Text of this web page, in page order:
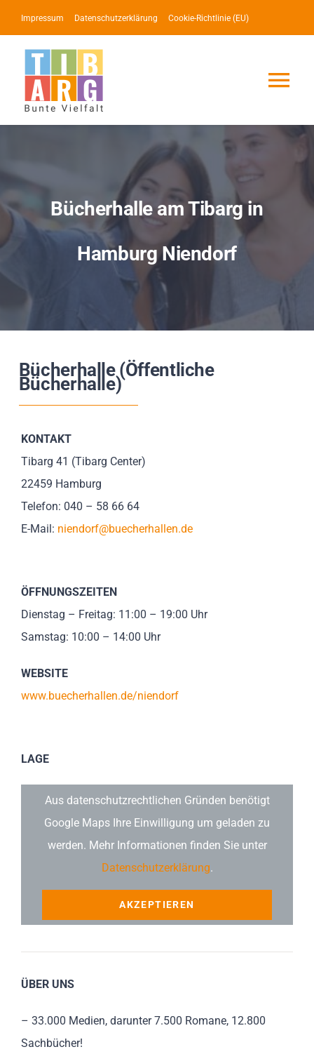
Inhalt
springen
Impressum Datenschutzerklärung Cookie-Richtlinie (EU)
Service
News
Über uns
SUCHE
Bücherhalle am Tibarg in
Hamburg Niendorf
Bücherhalle (Öffentliche
Bücherhalle)
KONTAKT
Tibarg 41 (Tibarg Center)
22459 Hamburg
Telefon: 040 – 58 66 64
E-Mail: niendorf@buecherhallen.de
ÖFFNUNGSZEITEN
Dienstag – Freitag: 11:00 – 19:00 Uhr
Samstag: 10:00 – 14:00 Uhr
WEBSITE
www.buecherhallen.de/niendorf
LAGE
Aus datenschutzrechtlichen Gründen benötigt
Google Maps Ihre Einwilligung um geladen zu
werden. Mehr Informationen finden Sie unter
Datenschutzerklärung.
AKZEPTIEREN
ÜBER UNS
– 33.000 Medien, darunter 7.500 Romane, 12.800
Sachbücher!